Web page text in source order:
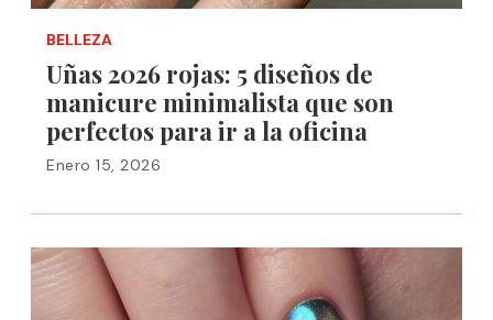
BELLEZA
Uñas 2026 rojas: 5 diseños de
manicure minimalista que son
perfectos para ir a la oficina
Enero 15, 2026